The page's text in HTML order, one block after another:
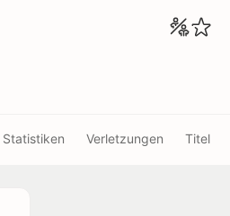
Statistiken Verletzungen Titel